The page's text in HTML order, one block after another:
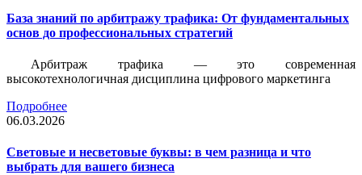
База знаний по арбитражу трафика: От фундаментальных
основ до профессиональных стратегий
Арбитраж трафика — это современная
высокотехнологичная дисциплина цифрового маркетинга
Подробнее
06.03.2026
Световые и несветовые буквы: в чем разница и что
выбрать для вашего бизнеса